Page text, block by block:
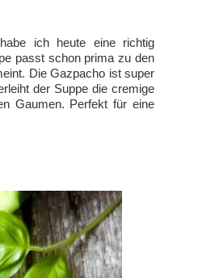
ich heute eine richtig
passt schon prima zu den
Die Gazpacho ist super
der Suppe die cremige
Gaumen. Perfekt für eine